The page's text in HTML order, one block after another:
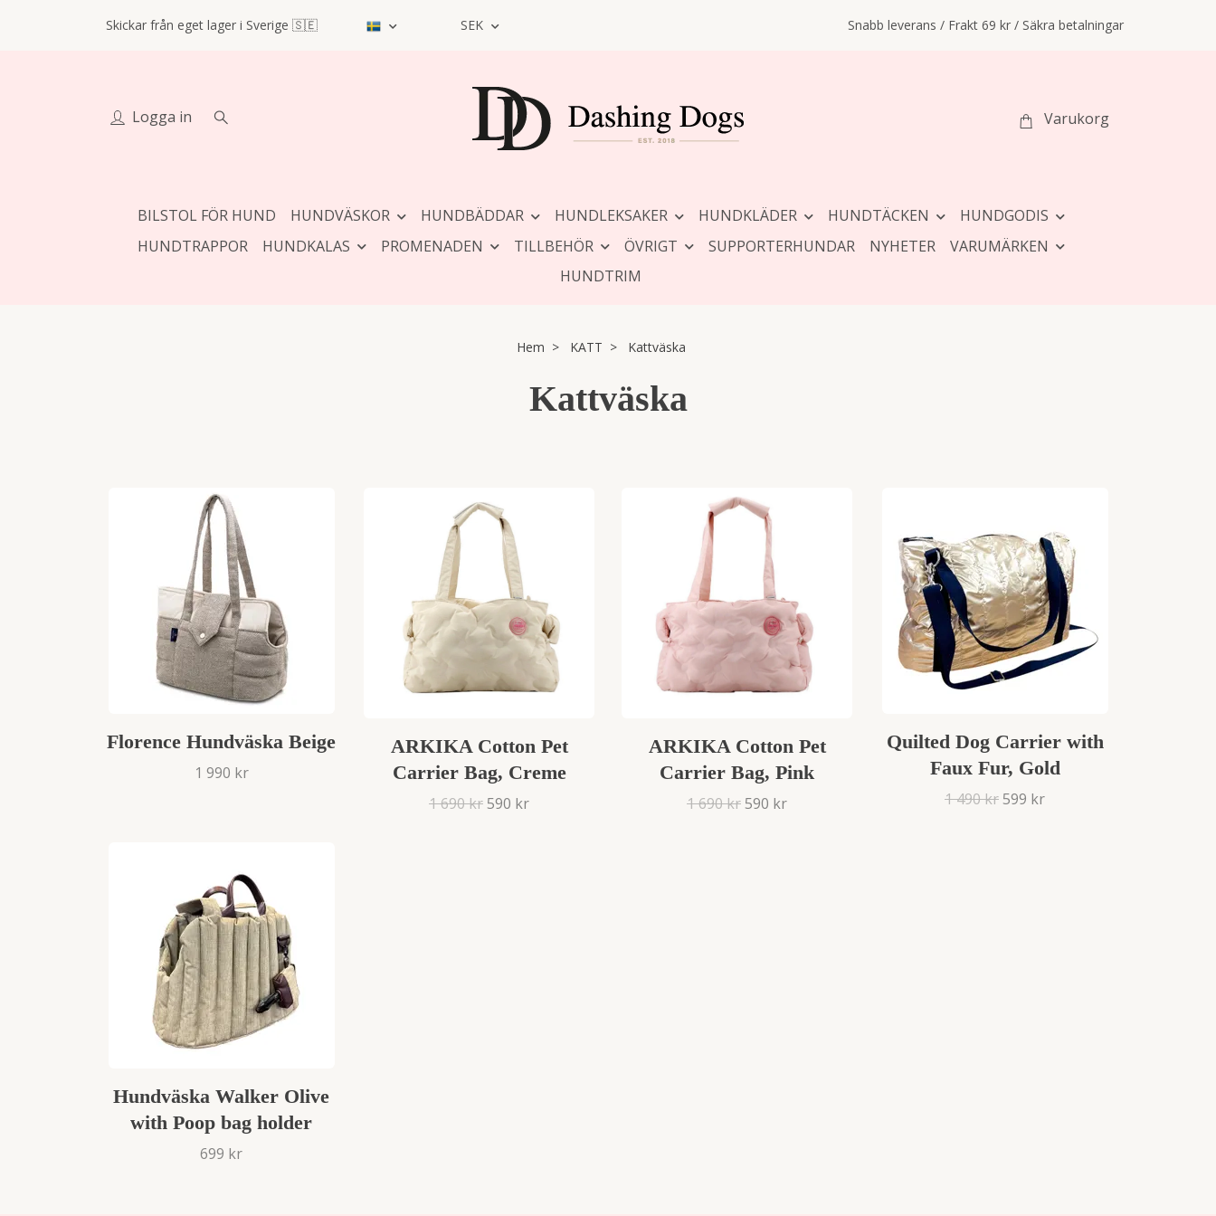
Skickar från eget lager i Sverige 🇸🇪 SEK Snabb leverans / Frakt 69 kr / Säkra betalningar
Logga in Varukorg
BILSTOL FÖR HUND HUNDVÄSKOR HUNDBÄDDAR HUNDLEKSAKER HUNDKLÄDER HUNDTÄCKEN
HUNDGODIS
HUNDTRAPPOR
HUNDKALAS PROMENADEN TILLBEHÖR ÖVRIGT SUPPORTERHUNDAR NYHETER
VARUMÄRKEN
HUNDTRIM
Hem KATT Kattväska
Kattväska
Florence Hundväska Beige
1 990 kr
ARKIKA Cotton Pet
Carrier Bag, Creme
1 690 kr590 kr
ARKIKA Cotton Pet
Carrier Bag, Pink
1 690 kr590 kr
Quilted Dog Carrier with
Faux Fur, Gold
1 490 kr599 kr
Hundväska Walker Olive
with Poop bag holder
699 kr